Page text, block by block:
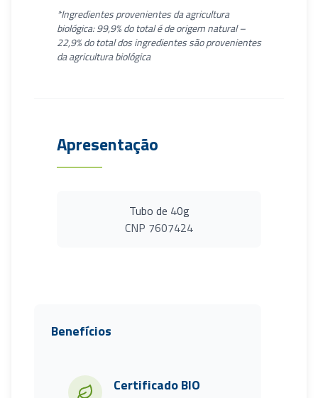
*Ingredientes provenientes da agricultura
biológica: 99,9% do total é de origem natural –
22,9% do total dos ingredientes são provenientes
da agricultura biológica
Apresentação
Tubo de 40g
CNP 7607424
Benefícios
Certificado BIO